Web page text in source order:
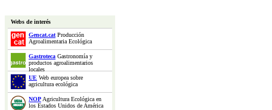
Webs de interés
Gencat.catProducción
Agroalimentaria Ecológica
Gastroteca Gastronomía y
productos agroalimentarios
locales
UE Web europea sobre
agricultura ecológica
NOPAgricultura Ecológica en
los Estados Unidos de América